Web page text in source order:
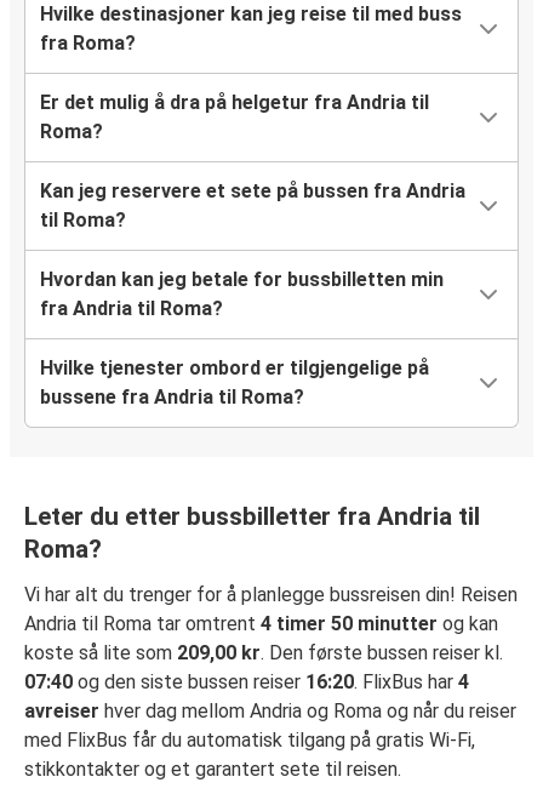
Hvilke destinasjoner kan jeg reise til med buss
fra Roma?
Er det mulig å dra på helgetur fra Andria til
Roma?
Kan jeg reservere et sete på bussen fra Andria
til Roma?
Hvordan kan jeg betale for bussbilletten min
fra Andria til Roma?
Hvilke tjenester ombord er tilgjengelige på
bussene fra Andria til Roma?
Leter du etter bussbilletter fra Andria til
Roma?
Vi har alt du trenger for å planlegge bussreisen din! Reisen
Andria til Roma tar omtrent 4 timer 50 minutter og kan
koste så lite som 209,00 kr. Den første bussen reiser kl.
07:40 og den siste bussen reiser 16:20. FlixBus har 4
avreiser hver dag mellom Andria og Roma og når du reiser
med FlixBus får du automatisk tilgang på gratis Wi-Fi,
stikkontakter og et garantert sete til reisen.